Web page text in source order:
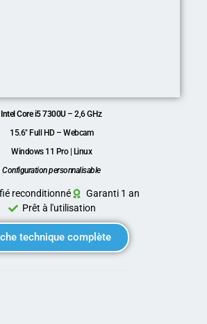
Intel Core i5 7300U– 2,6 GHz
15.6″ Full HD – Webcam
Windows 11 Pro | Linux
Configuration personnalisable
reconditionné
Garanti 1 an
Prêt à l'utilisation
technique complète